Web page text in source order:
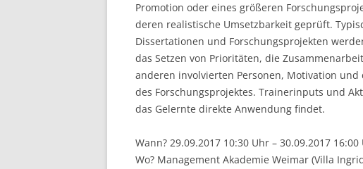
Promotion oder eines größeren
deren realistische Umsetzbarkeit geprüft.
Dissertationen und Forschungsprojekten
das Setzen von Prioritäten, die
anderen involvierten Personen, Motivation
des Forschungsprojektes. Trainerinputs und
das Gelernte direkte Anwendung findet.
Wann? 29.09.2017 10:30 Uhr – 30.09.2017 16:00
Wo? Management Akademie Weimar (Villa